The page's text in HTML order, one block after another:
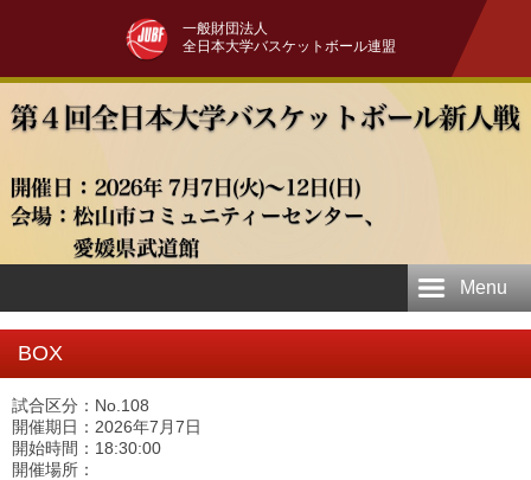
一般財団法人
全日本大学バスケットボール連盟
Menu
BOX
試合区分：No.108
開催期日：2026年7月7日
開始時間：18:30:00
開催場所：